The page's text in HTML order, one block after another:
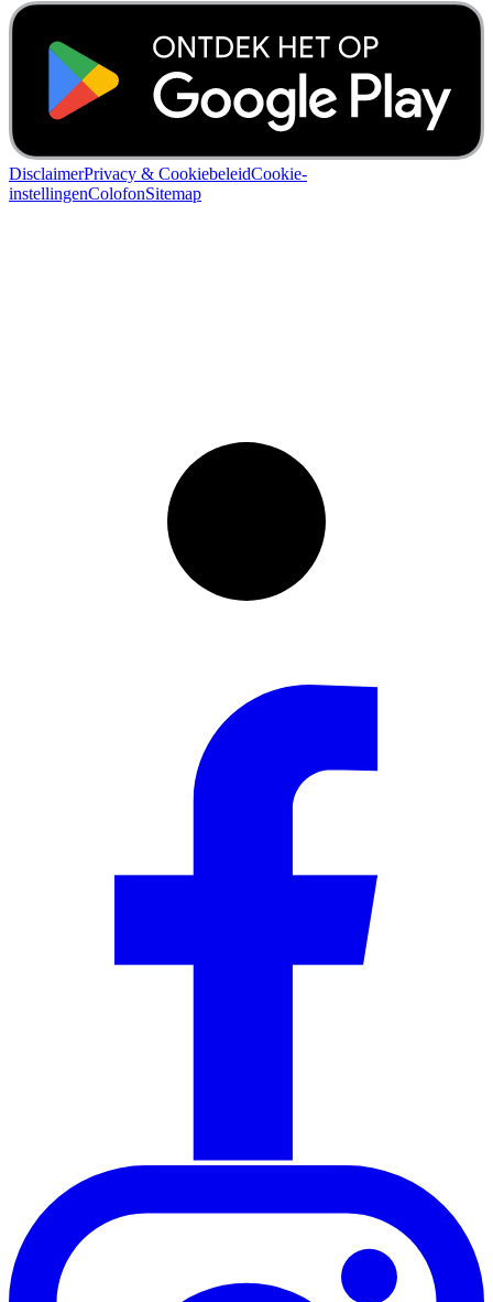
DisclaimerPrivacy & CookiebeleidCookie-
instellingenColofonSitemap